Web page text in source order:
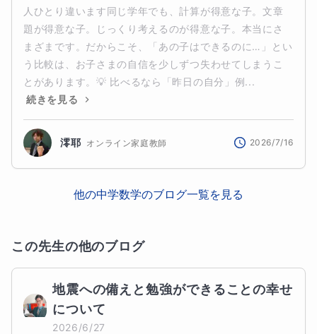
人ひとり違います同じ学年でも、計算が得意な子。文章
題が得意な子。じっくり考えるのが得意な子。本当にさ
まざまです。だからこそ、「あの子はできるのに…」とい
う比較は、お子さまの自信を少しずつ失わせてしまうこ
とがあります。💡 比べるなら「昨日の自分」例...
続きを見る
澪耶 オンライン家庭教師 2026/7/16
他の中学数学のブログ一覧を見る
この先生の他のブログ
地震への備えと勉強ができることの幸せ
について
2026/6/27